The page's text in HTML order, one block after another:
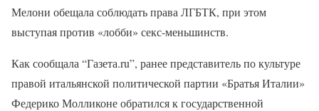
Мелони обещала соблюдать права ЛГБТК, при этом
выступая против «лобби» секс-меньшинств.
Как сообщала “Газета.ru”, ранее представитель по культуре
правой итальянской политической партии «Братья Италии»
Федерико Молликоне обратился к государственной